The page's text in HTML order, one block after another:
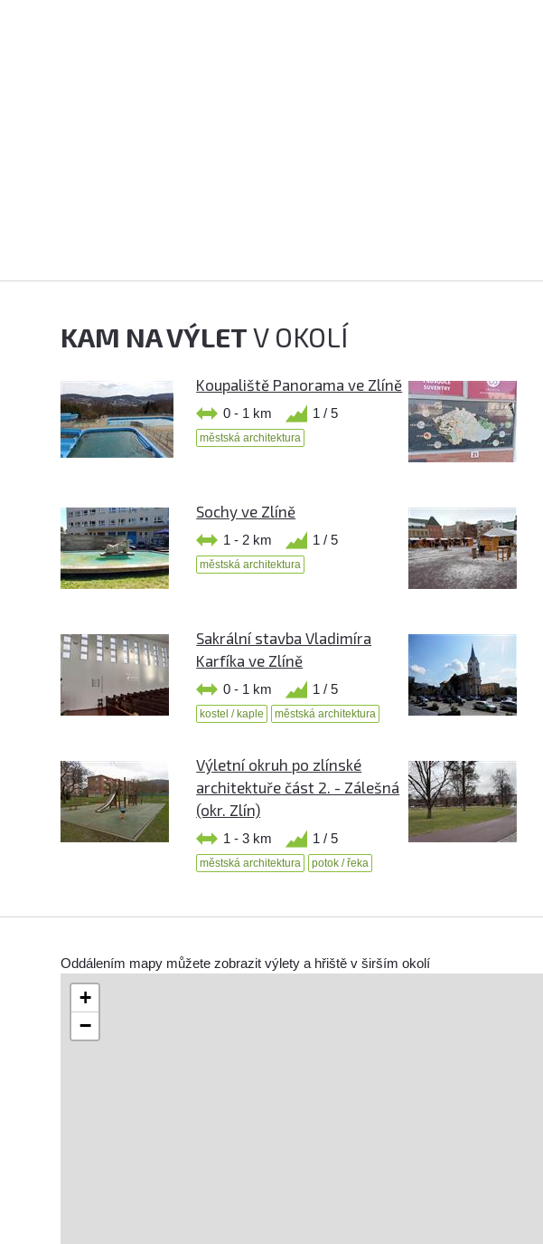
KAM NA VÝLETV OKOLÍ
Koupaliště Panorama ve Zlíně
0 - 1 km 1 / 5
městská architektura
Sochy ve Zlíně
1 - 2 km 1 / 5
městská architektura
Sakrální stavba Vladimíra
Karfíka ve Zlíně
0 - 1 km 1 / 5
kostel / kaple městská architektura
Výletní okruh po zlínské
architektuře část 2. - Zálešná
(okr. Zlín)
1 - 3 km 1 / 5
městská architektura potok / řeka
Oddálením mapy můžete zobrazit výlety a hřiště v širším okolí
+
−